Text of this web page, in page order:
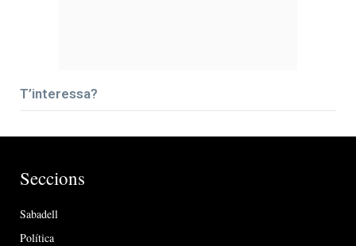
T’interessa?
Seccions
Sabadell
Política